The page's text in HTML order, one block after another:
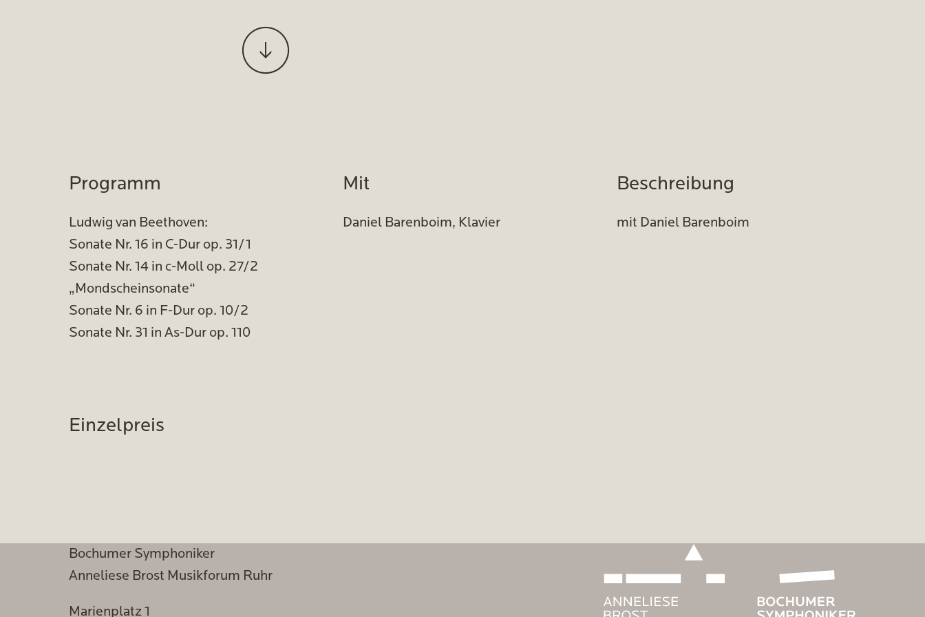
Programm
Ludwig van Beethoven:
Sonate Nr. 16 in C-Dur op. 31/1
Sonate Nr. 14 in c-Moll op. 27/2
„Mondscheinsonate“
Sonate Nr. 6 in F-Dur op. 10/2
Sonate Nr. 31 in As-Dur op. 110
Mit
Daniel Barenboim, Klavier
Beschreibung
mit Daniel Barenboim
Einzelpreis
Bochumer Symphoniker
Anneliese Brost Musikforum Ruhr
Marienplatz 1